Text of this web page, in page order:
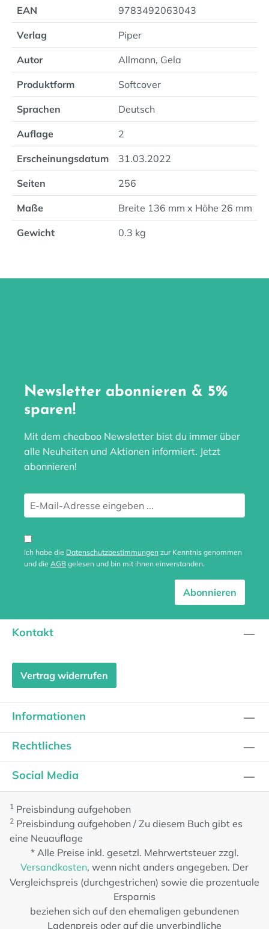
EAN 9783492063043
Verlag Piper
Autor Allmann, Gela
Produktform Softcover
Sprachen Deutsch
Auflage 2
Erscheinungsdatum 31.03.2022
Seiten 256
Maße Breite 136 mm x Höhe 26 mm
Gewicht 0.3 kg
Newsletter abonnieren & 5%
sparen!
Mit dem cheaboo Newsletter bist du immer über
alle Neuheiten und Aktionen informiert. Jetzt
abonnieren!
Ich habe die Datenschutzbestimmungen zur Kenntnis genommen
und die AGB gelesen und bin mit ihnen einverstanden.
Abonnieren
Kontakt
Vertrag widerrufen
Informationen
Rechtliches
Social Media
1 Preisbindung aufgehoben
2 Preisbindung aufgehoben / Zu diesem Buch gibt es
eine Neuauflage
* Alle Preise inkl. gesetzl. Mehrwertsteuer zzgl.
Versandkosten, wenn nicht anders angegeben. Der
Vergleichspreis (durchgestrichen) sowie die prozentuale
Ersparnis
beziehen sich auf den ehemaligen gebundenen
Ladenpreis oder auf die unverbindliche